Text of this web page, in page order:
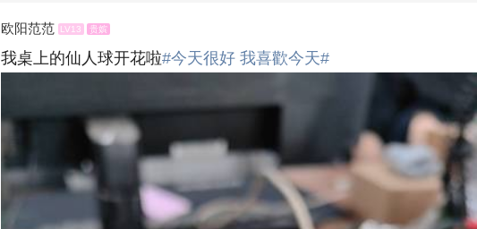
欧阳范范 LV13 贵嫔
我桌上的仙人球开花啦#今天很好 我喜歡今天#